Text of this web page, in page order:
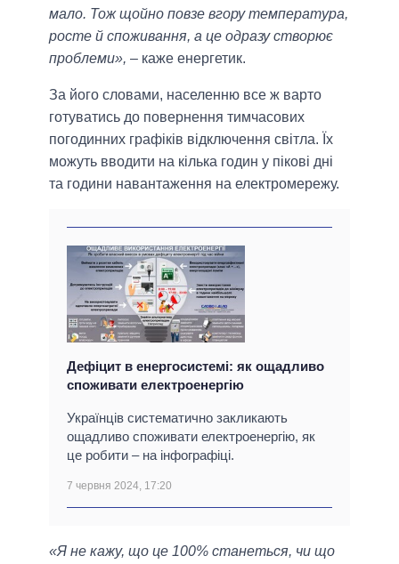
мало. Тож щойно повзе вгору температура,
росте й споживання, а це одразу створює
проблеми», – каже енергетик.
За його словами, населенню все ж варто
готуватись до повернення тимчасових
погодинних графіків відключення світла. Їх
можуть вводити на кілька годин у пікові дні
та години навантаження на електромережу.
Дефіцит в енергосистемі: як ощадливо
споживати електроенергію
Українців систематично закликають
ощадливо споживати електроенергію, як
це робити – на інфографіці.
7 червня 2024, 17:20
«Я не кажу, що це 100% станеться, чи що